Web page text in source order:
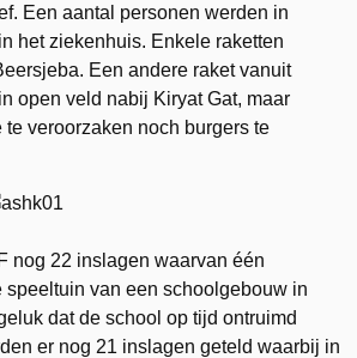
Een aantal personen werden in
het ziekenhuis. Enkele raketten
Een andere raket vanuit
open veld nabij Kiryat Gat, maar
veroorzaken noch burgers te
nog 22 inslagen waarvan één
speeltuin van een schoolgebouw in
dat de school op tijd ontruimd
er nog 21 inslagen geteld waarbij in